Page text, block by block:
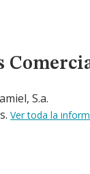
S.a.
Ver toda la